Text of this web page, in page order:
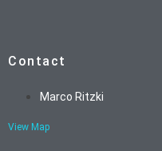
Contact
Marco Ritzki
View Map